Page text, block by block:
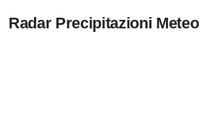
Radar Precipitazioni Meteo